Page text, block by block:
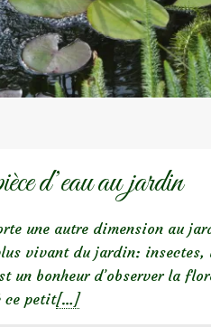
d’eau au jardin
une autre dimension au
vivant du jardin: insectes,
un bonheur d’observer la
ce petitEn
[…]